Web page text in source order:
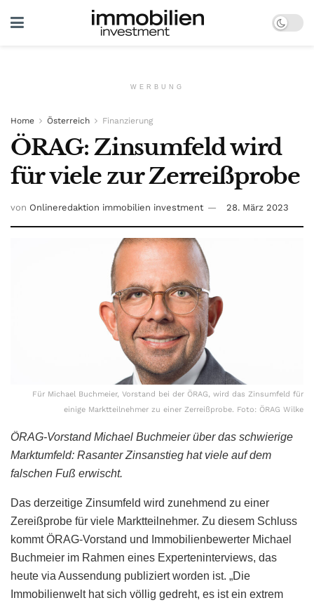
WERBUNG
Home Österreich Finanzierung
ÖRAG: Zinsumfeld wird
für viele zur Zerreißprobe
von Onlineredaktion immobilien investment 28. März 2023
Für Michael Buchmeier, Vorstand bei der ÖRAG, wird das Zinsumfeld für
einige Marktteilnehmer zu einer Zerreißprobe. Foto: ÖRAG Wilke
ÖRAG-Vorstand Michael Buchmeier über das schwierige
Marktumfeld: Rasanter Zinsanstieg hat viele auf dem
falschen Fuß erwischt.
Das derzeitige Zinsumfeld wird zunehmend zu einer
Zereißprobe für viele Marktteilnehmer. Zu diesem Schluss
kommt ÖRAG-Vorstand und Immobilienbewerter Michael
Buchmeier im Rahmen eines Experteninterviews, das
heute via Aussendung publiziert worden ist. „Die
Immobilienwelt hat sich völlig gedreht, es ist ein extrem